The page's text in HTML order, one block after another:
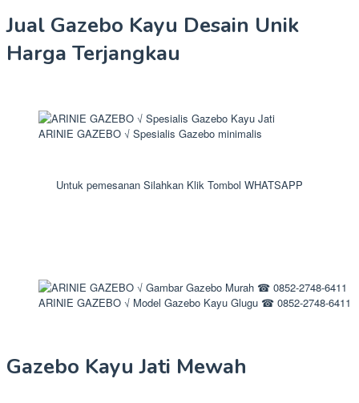
Jual Gazebo Kayu Desain Unik
Harga Terjangkau
ARINIE GAZEBO √ Spesialis Gazebo minimalis
Untuk pemesanan Silahkan Klik Tombol WHATSAPP
ARINIE GAZEBO √ Model Gazebo Kayu Glugu ☎ 0852-2748-6411
Gazebo Kayu Jati Mewah